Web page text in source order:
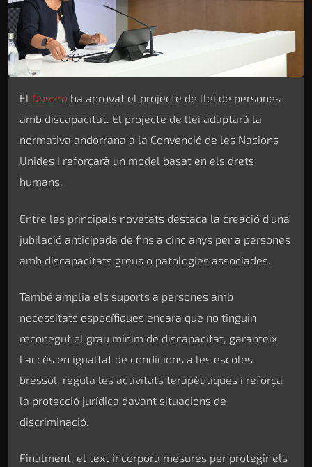
El Govern ha aprovat el projecte de llei de persones
amb discapacitat. El projecte de llei adaptarà la
normativa andorrana a la Convenció de les Nacions
Unides i reforçarà un model basat en els drets
humans.
Entre les principals novetats destaca la creació d’una
jubilació anticipada de fins a cinc anys per a persones
amb discapacitats greus o patologies associades.
També amplia els suports a persones amb
necessitats específiques encara que no tinguin
reconegut el grau mínim de discapacitat, garanteix
l’accés en igualtat de condicions a les escoles
bressol, regula les activitats terapèutiques i reforça
la protecció jurídica davant situacions de
discriminació.
Finalment, el text incorpora mesures per protegir els